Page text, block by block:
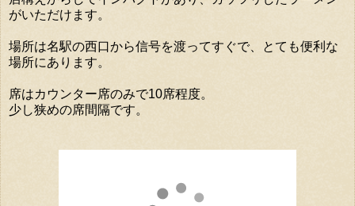
がいただけます。
場所は名駅の西口から信号を渡ってすぐで、とても便利な
場所にあります。
席はカウンター席のみで10席程度。
少し狭めの席間隔です。